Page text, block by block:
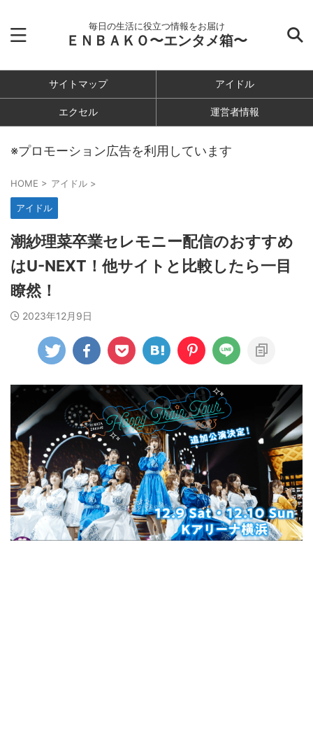
毎日の生活に役立つ情報をお届け
ＥＮＢＡＫＯ〜エンタメ箱〜
サイトマップ アイドル
エクセル 運営者情報
※プロモーション広告を利用しています
HOME > アイドル >
アイドル
潮紗理菜卒業セレモニー配信のおすすめ
はU-NEXT！他サイトと比較したら一目
瞭然！
2023年12月9日